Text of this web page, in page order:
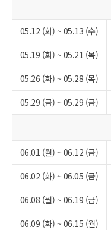
05.12 (화) ~ 05.13 (수)
05.19 (화) ~ 05.21 (목)
05.26 (화) ~ 05.28 (목)
05.29 (금) ~ 05.29 (금)
06.01 (월) ~ 06.12 (금)
06.02 (화) ~ 06.05 (금)
06.08 (월) ~ 06.19 (금)
06.09 (화) ~ 06.15 (월)